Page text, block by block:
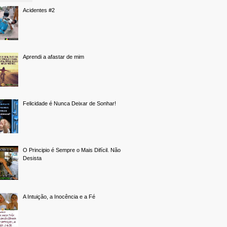
Acidentes #2
Aprendi a afastar de mim
Felicidade é Nunca Deixar de Sonhar!
O Principio é Sempre o Mais Difícil. Não
Desista
A Intuição, a Inocência e a Fé